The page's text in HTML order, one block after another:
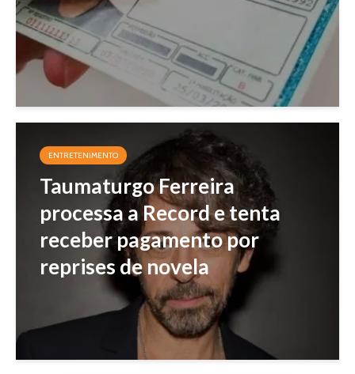
ENTRETENIMENTO
Taumaturgo Ferreira
processa a Record e tenta
receber pagamento por
reprises de novela